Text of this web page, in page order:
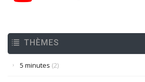
THÈMES
5 minutes (2)